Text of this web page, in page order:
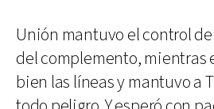
Unión mantuvo el control
del complemento, mientras
bien las líneas y mantuvo a